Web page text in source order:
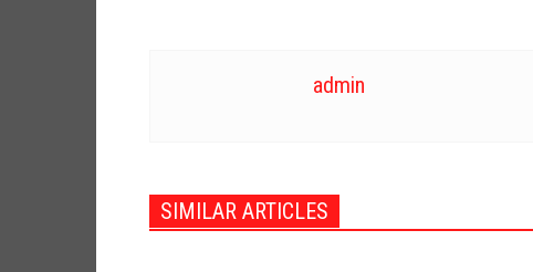
admin
SIMILAR ARTICLES